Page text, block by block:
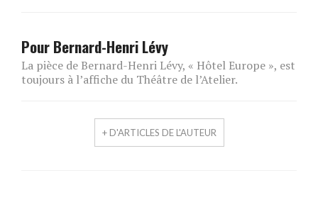
Pour Bernard-Henri Lévy
La pièce de Bernard-Henri Lévy, « Hôtel Europe », est
toujours à l’affiche du Théâtre de l’Atelier.
+ D'ARTICLES DE L'AUTEUR